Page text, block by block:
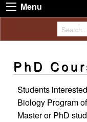
Menu
PhD
Students
Biology Program
Master or PhD